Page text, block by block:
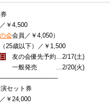
￥4,500
会会員／￥4,050）
25歳以下）／￥1,500
友の会優先予約…2/17(土)
般発売 …2/20(火)
セット券
￥24,000